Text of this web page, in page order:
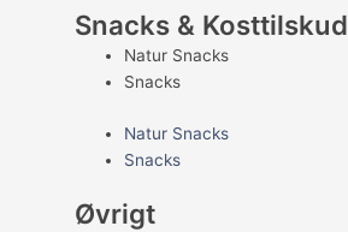
Snacks & Kosttilskud
Natur Snacks
Snacks
Natur Snacks
Snacks
Øvrigt